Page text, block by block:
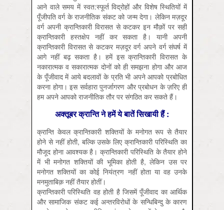
आने वाले समय में स्वत:स्फूर्त विद्रोहों और विशेष स्थितियों में
पूँजीपति वर्ग के राजनीतिक संकट को जन्म देगा। लेकिन मज़दूर
वर्ग अपनी क्रान्तिकारी विरासत से कटकर इन मौक़ों पर सही
क्रान्तिकारी हस्तक्षेप नहीं कर सकता है। यानी अपनी
क्रान्तिकारी विरासत से कटकर मज़दूर वर्ग अपने वर्ग संघर्ष में
आगे नहीं बढ़ सकता है। हमें इस क्रान्तिकारी विरासत के
नकारात्मक व सकारात्मक दोनों को ही समझना होगा और आज
के पूँजीवाद में आये बदलावों के प्रति भी अपने आपको प्रबोधित
करना होगा। इस सर्वहारा पुनर्जागरण और प्रबोधन के ज़रिए ही
हम अपने आपको राजनीतिक तौर पर संगठित कर सकते हैं।
अक्तूबर क्रान्ति ने हमें ये बातें सिखायी हैं :
क्रान्ति केवल क्रान्तिकारी शक्तियों के मनोगत रूप से तैयार
होने से नहीं होती, बल्कि उसके लिए क्रान्तिकारी परिस्थिति का
मौजूद होना आवश्यक है। क्रान्तिकारी परिस्थिति के तैयार होने
में भी मनोगत शक्तियों की भूमिका होती है, लेकिन उस पर
मनोगत शक्तियों का कोई नियंत्रण नहीं होता या वह उनके
मनमुताबिक़ नहीं तैयार होतीं।
क्रान्तिकारी परिस्थिति वह होती है जिसमें पूँजीवाद का आर्थिक
और सामाजिक संकट कई अन्तरविरोधों के सन्धिबिन्दु के कारण